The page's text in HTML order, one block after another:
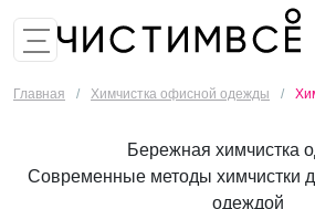
8 (499) 455-
Заказать звонок
Главная / Химчистка офисной одежды /
Бережная химчистка
Современные методы химчистки
одеждой